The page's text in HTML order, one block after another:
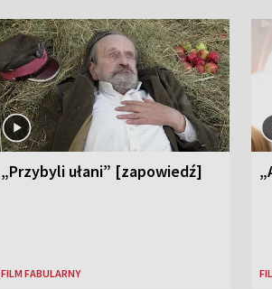
„Przybyli ułani” [zapowiedź]
FILM FABULARNY